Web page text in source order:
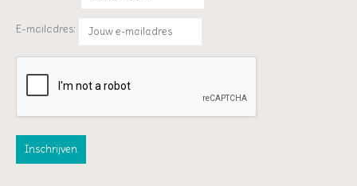
E-mailadres: